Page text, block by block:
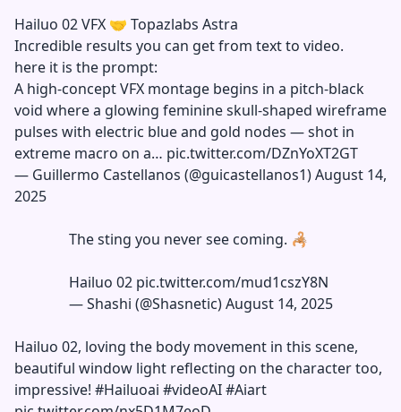
Hailuo 02 VFX 🤝 Topazlabs Astra
Incredible results you can get from text to video.
here it is the prompt:
A high-concept VFX montage begins in a pitch-black
void where a glowing feminine skull-shaped wireframe
pulses with electric blue and gold nodes — shot in
extreme macro on a… pic.twitter.com/DZnYoXT2GT
— Guillermo Castellanos (@guicastellanos1)August 14,
2025
The sting you never see coming. 🦂
Hailuo 02 pic.twitter.com/mud1cszY8N
—Shashi (@Shasnetic) August 14, 2025
Hailuo 02, loving the body movement in this scene,
beautiful window light reflecting on the character too,
impressive! #Hailuoai #videoAI#Aiart